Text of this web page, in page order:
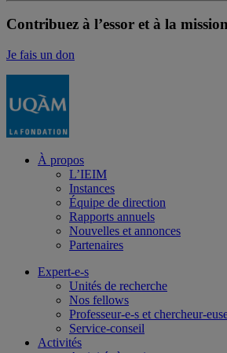
Contribuez à l’essor et à la
Je fais un don
À propos
L’IEIM
Instances
Équipe de direction
Rapports annuels
Nouvelles et annonces
Partenaires
Expert-e-s
Unités de recherche
Nos fellows
Professeur-e-s et chercheur-
Service-conseil
Activités